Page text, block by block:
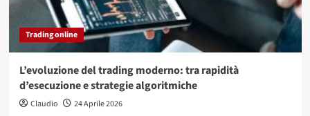
Trading online
L’evoluzione del trading moderno: tra rapidità
d’esecuzione e strategie algoritmiche
Claudio 24 Aprile 2026